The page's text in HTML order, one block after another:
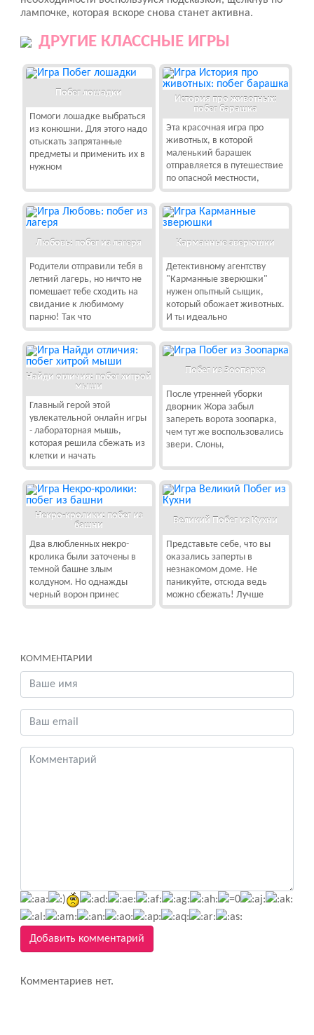
лампочке, которая вскоре снова станет активна.
ДРУГИЕ КЛАССНЫЕ ИГРЫ
Побег лошадки
Помоги лошадке выбраться
из конюшни. Для этого надо
отыскать запрятанные
предметы и применить их в
нужном
История про животных:
побег барашка
Эта красочная игра про
животных, в которой
маленький барашек
отправляется в путешествие
по опасной местности,
Любовь: побег из лагеря
Родители отправили тебя в
летний лагерь, но ничто не
помешает тебе сходить на
свидание к любимому
парню! Так что
Карманные зверюшки
Детективному агентству
"Карманные зверюшки"
нужен опытный сыщик,
который обожает животных.
И ты идеально
Найди отличия: побег хитрой
мыши
Главный герой этой
увлекательной онлайн игры
- лабораторная мышь,
которая решила сбежать из
клетки и начать
Побег из Зоопарка
После утренней уборки
дворник Жора забыл
запереть ворота зоопарка,
чем тут же воспользовались
звери. Слоны,
Некро-кролики: побег из
башни
Два влюбленных некро-
кролика были заточены в
темной башне злым
колдуном. Но однажды
черный ворон принес
Великий Побег из Кухни
Представьте себе, что вы
оказались заперты в
незнакомом доме. Не
паникуйте, отсюда ведь
можно сбежать! Лучше
КОММЕНТАРИИ
Добавить комментарий
Комментариев нет.